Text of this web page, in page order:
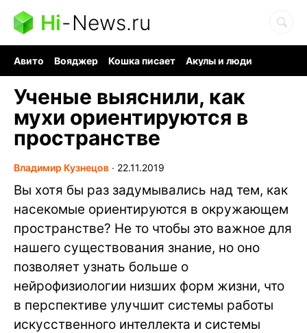
Hi-News.ru
Авито Вояджер Кошка писает
Акулы и люди
Ученые выяснили, как
мухи ориентируются в
пространстве
Владимир Кузнецов ∙ 22.11.2019
Вы хотя бы раз задумывались над тем, как
насекомые ориентируются в окружающем
пространстве? Не то чтобы это важное для
нашего существования знание, но оно
позволяет узнать больше о
нейрофизиологии низших форм жизни, что
в перспективе улучшит системы работы
искусственного интеллекта и системы